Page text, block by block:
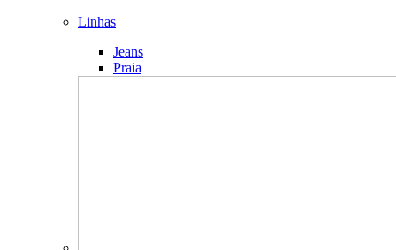
Linhas
Jeans
Praia